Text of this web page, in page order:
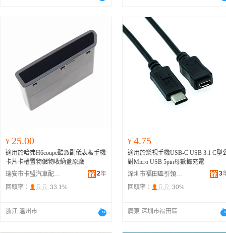
¥ 25.00
適用於哈弗H6coupe酷派副儀表板手機
卡片卡槽置物儲物收納盒原廠
瑞安市卡盟汽車配件有限公司
2年
回頭率：
33.1%
浙江 溫州市
¥ 4.75
適用於樂視手機USB-C USB 3.1 C型
對Micro USB 5pin母數據充電
深圳市福田區引領時代電子商行
3
回頭率：
30%
廣東 深圳市福田區